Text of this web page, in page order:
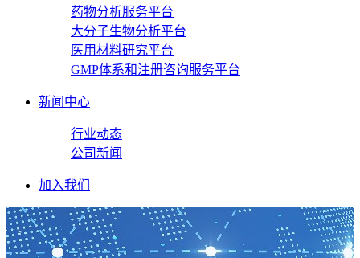
药物分析服务平台
大分子生物分析平台
医用材料研究平台
GMP体系和注册咨询服务平台
新闻中心
行业动态
公司新闻
加入我们